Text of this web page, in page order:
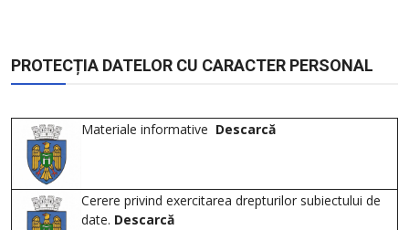
PROTECȚIA DATELOR CU CARACTER PERSONAL
Materiale informative Descarcă
Cerere privind exercitarea drepturilor subiectului de
date. Descarcă